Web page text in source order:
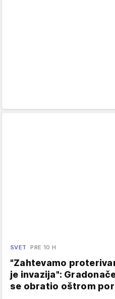
SVET PRE 10 H
"Zahtevamo
je invazija":
se obratio oštrom